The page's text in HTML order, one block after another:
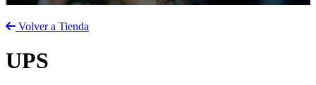
Volver a Tienda
UPS